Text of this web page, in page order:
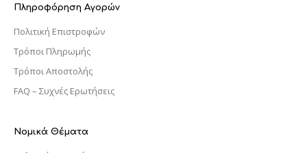
Πληροφόρηση Αγορών
Πολιτική Επιστροφών
Τρόποι Πληρωμής
Τρόποι Αποστολής
FAQ – Συχνές Ερωτήσεις
Νομικά Θέματα